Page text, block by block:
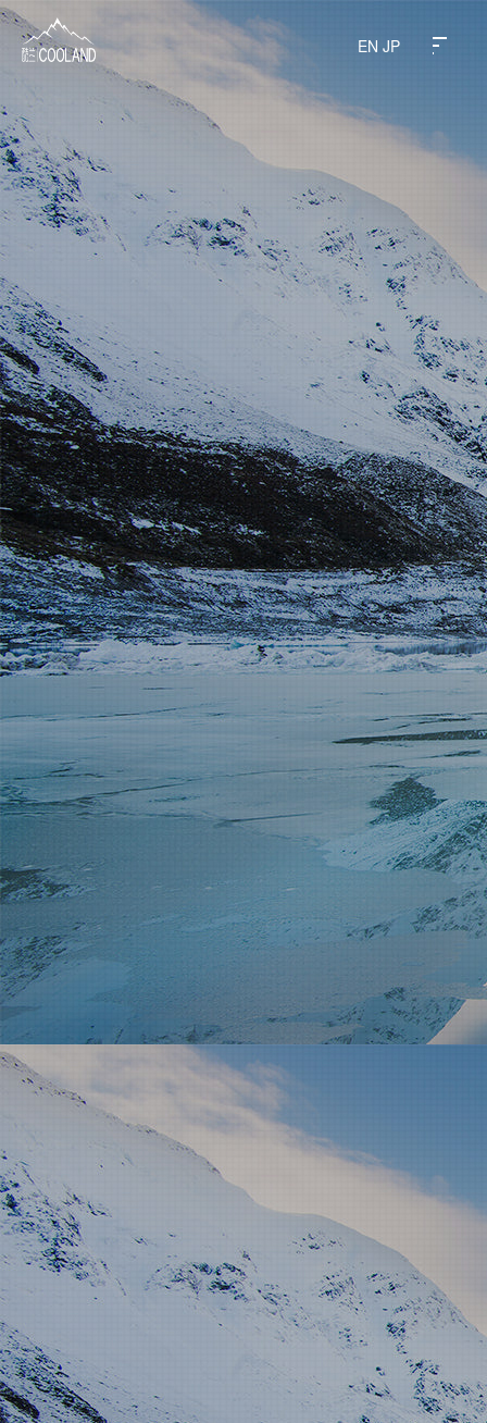
EN JP
关于酷兰
水源之地
饮水科普
常见问题
旗下产品
商务定制
新闻动态
招商加盟
联系我们
服务热线
137-7716-1718 （张先生）
新疆阿勒泰地区阿勒泰市团结南路186号